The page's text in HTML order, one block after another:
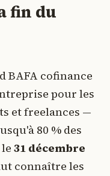
fin du
BAFA cofinance
pour les
et freelances —
80 % des
31 décembre
connaître les